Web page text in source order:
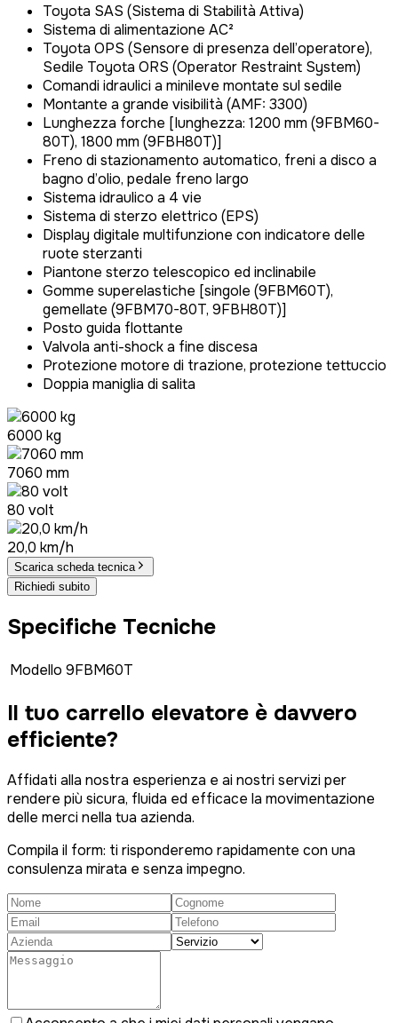
Toyota SAS (Sistema di Stabilità Attiva)
Sistema di alimentazione AC²
Toyota OPS (Sensore di presenza dell’operatore),
Sedile Toyota ORS (Operator Restraint System)
Comandi idraulici a minileve montate sul sedile
Montante a grande visibilità (AMF: 3300)
Lunghezza forche [lunghezza: 1200 mm (9FBM60-
80T), 1800 mm (9FBH80T)]
Freno di stazionamento automatico, freni a disco a
bagno d’olio, pedale freno largo
Sistema idraulico a 4 vie
Sistema di sterzo elettrico (EPS)
Display digitale multifunzione con indicatore delle
ruote sterzanti
Piantone sterzo telescopico ed inclinabile
Gomme superelastiche [singole (9FBM60T),
gemellate (9FBM70-80T, 9FBH80T)]
Posto guida flottante
Valvola anti-shock a fine discesa
Protezione motore di trazione, protezione tettuccio
Doppia maniglia di salita
6000 kg
7060 mm
80 volt
20,0 km/h
Scarica scheda tecnica
Richiedi subito
Specifiche Tecniche
Modello 9FBM60T
Il tuo carrello elevatore è davvero
efficiente?
Affidati alla nostra esperienza e ai nostri servizi per
rendere più sicura, fluida ed efficace la movimentazione
delle merci nella tua azienda.
Compila il form: ti risponderemo rapidamente con una
consulenza mirata e senza impegno.